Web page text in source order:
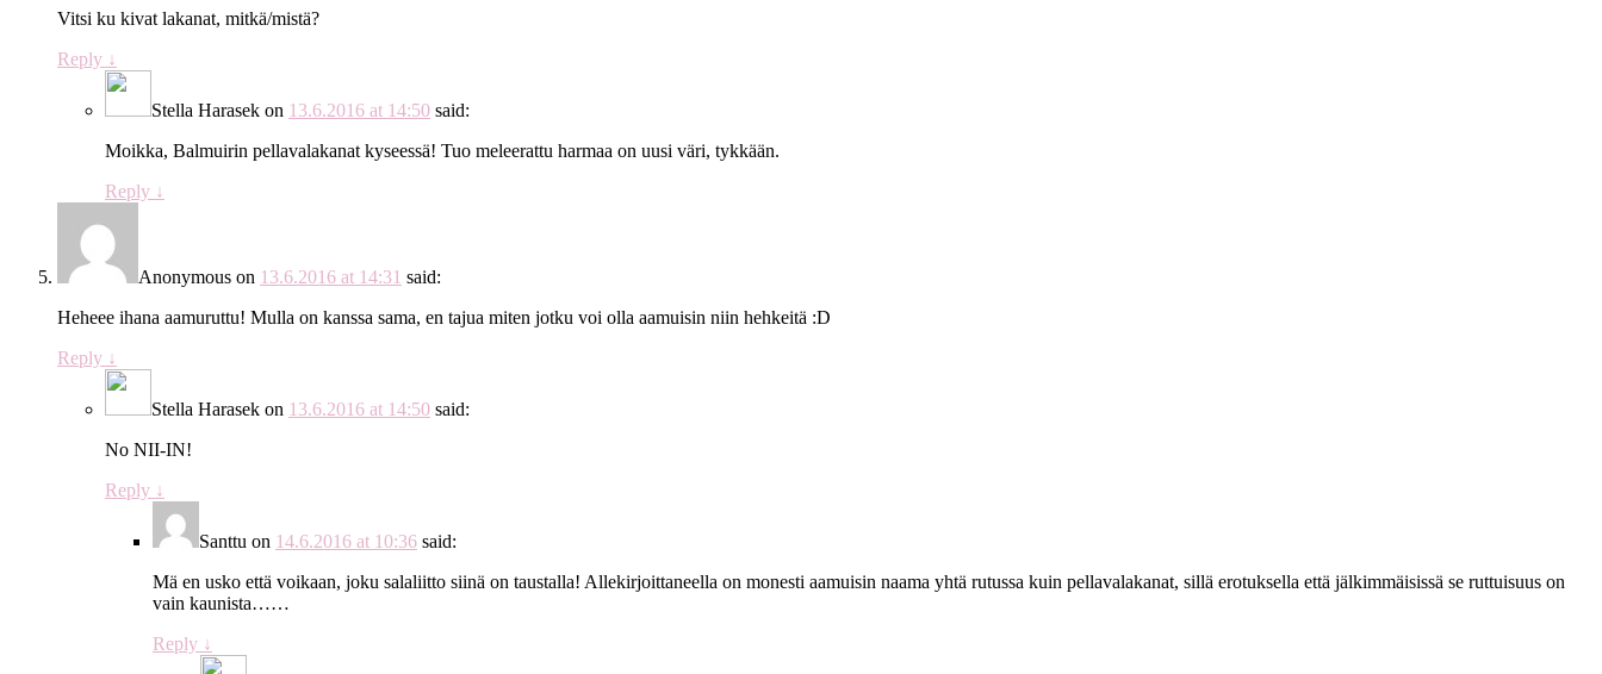
Vitsi ku kivat lakanat, mitkä/mistä?
Reply ↓
Stella Harasek on 13.6.2016 at 14:50 said:
Moikka, Balmuirin pellavalakanat kyseessä! Tuo meleerattu harmaa on uusi väri, tykkään.
Reply ↓
Anonymous on 13.6.2016 at 14:31 said:
Heheee ihana aamuruttu! Mulla on kanssa sama, en tajua miten jotku voi olla aamuisin niin hehkeitä :D
Reply ↓
Stella Harasek on 13.6.2016 at 14:50 said:
No NII-IN!
Reply ↓
Santtu on 14.6.2016 at 10:36 said:
Mä en usko että voikaan, joku salaliitto siinä on taustalla! Allekirjoittaneella on monesti aamuisin naama yhtä rutussa kuin pellavalakanat, sillä erotuksella että jälkimmäisissä se ruttuisuus on
vain kaunista……
Reply ↓